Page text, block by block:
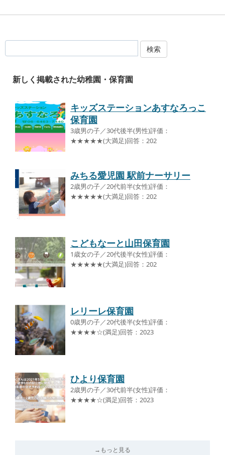
検索
新しく掲載された幼稚園・保育園
キッズステーションあすなろっこ
保育園
3歳男の子／30代後半(男性)評価：
★★★★★(大満足)回答：202
みちる愛児園 駅前ナーサリー
2歳男の子／20代前半(女性)評価：
★★★★★(大満足)回答：202
こどもなーと山田保育園
1歳女の子／20代後半(女性)評価：
★★★★★(大満足)回答：202
レリーレ保育園
0歳男の子／20代後半(女性)評価：
★★★★☆(満足)回答：2023
ひより保育園
2歳男の子／30代前半(女性)評価：
★★★★☆(満足)回答：2023
→もっと見る